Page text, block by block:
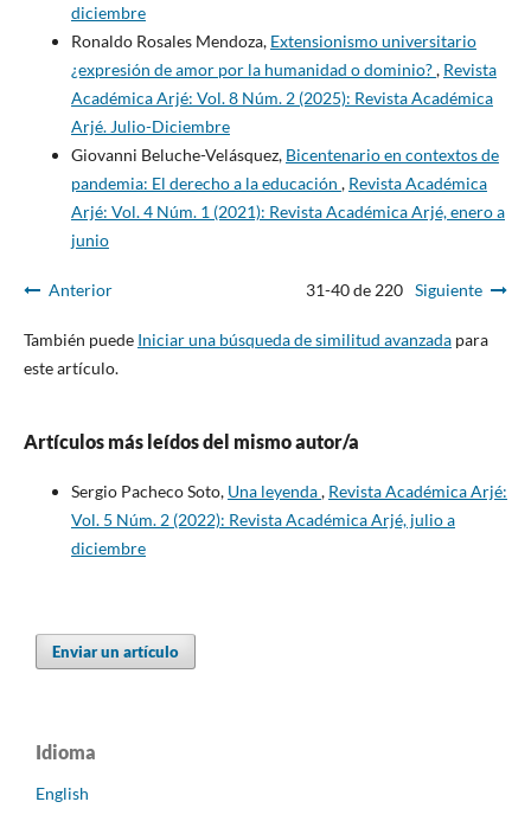
diciembre
Ronaldo Rosales Mendoza, Extensionismo universitario
¿expresión de amor por la humanidad o dominio?, Revista
Académica Arjé: Vol. 8 Núm. 2 (2025): Revista Académica
Arjé. Julio-Diciembre
Giovanni Beluche-Velásquez, Bicentenario en contextos de
pandemia: El derecho a la educación , Revista Académica
Arjé: Vol. 4 Núm. 1 (2021): Revista Académica Arjé, enero a
junio
Anterior 31-40 de 220 Siguiente
También puede Iniciar una búsqueda de similitud avanzadapara
este artículo.
Artículos más leídos del mismo autor/a
Sergio Pacheco Soto, Una leyenda, Revista Académica Arjé:
Vol. 5 Núm. 2 (2022): Revista Académica Arjé, julio a
diciembre
Enviar un artículo
Idioma
English